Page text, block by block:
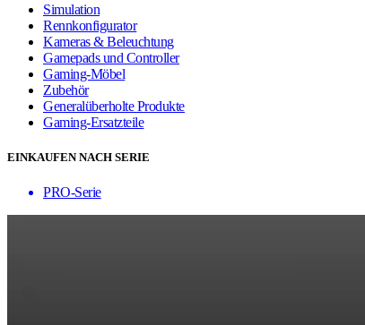
Simulation
Rennkonfigurator
Kameras & Beleuchtung
Gamepads und Controller
Gaming-Möbel
Zubehör
Generalüberholte Produkte
Gaming-Ersatzteile
EINKAUFEN NACH SERIE
PRO-Serie